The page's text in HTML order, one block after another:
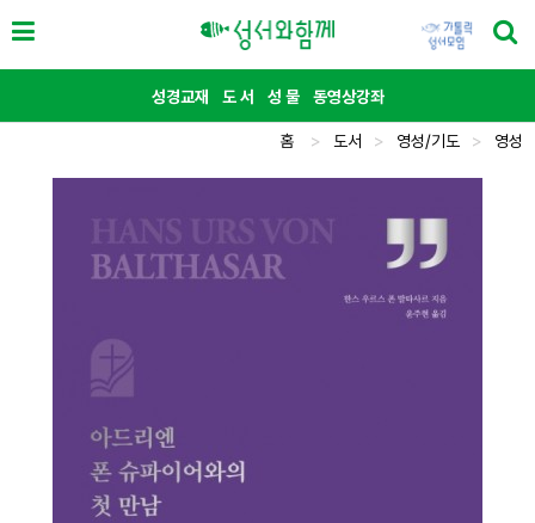
성경교재 도 서 성 물 동영상강좌
홈 > 도서 > 영성/기도 > 영성